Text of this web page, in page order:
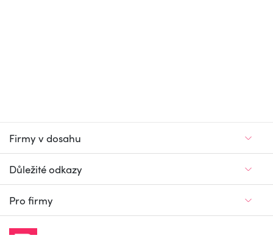
Firmy v dosahu
Důležité odkazy
Pro firmy